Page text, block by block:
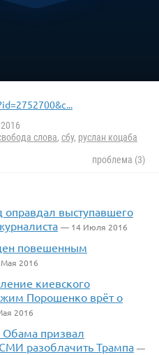
слова, сбу, руслан коцаба
проблема (3)
оправдал выступавшего
— 14 Июля 2016
повешенным
2016
киевского
Порошенко врёт о
2016
призвал
разоблачить Трампа —